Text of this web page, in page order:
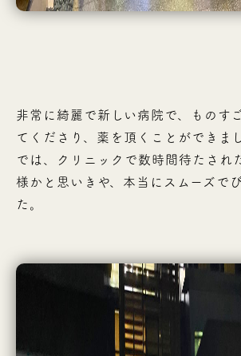
非常に綺麗で新しい病院で、ものす
てくださり、薬を頂くことができま
では、クリニックで数時間待たされ
様かと思いきや、本当にスムーズで
た。